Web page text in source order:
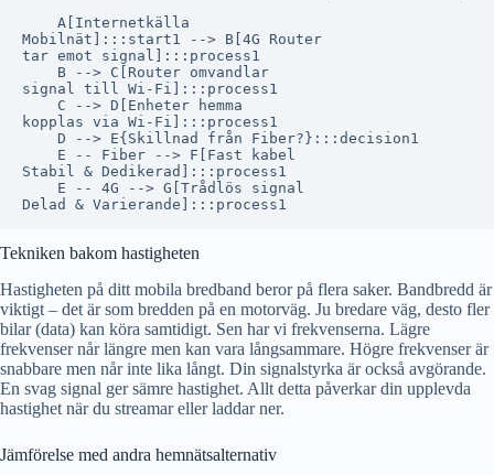
    A[Internetkälla
Mobilnät]:::start1 --> B[4G Router
tar emot signal]:::process1
    B --> C[Router omvandlar
signal till Wi-Fi]:::process1
    C --> D[Enheter hemma
kopplas via Wi-Fi]:::process1
    D --> E{Skillnad från Fiber?}:::decision1
    E -- Fiber --> F[Fast kabel
Stabil & Dedikerad]:::process1
    E -- 4G --> G[Trådlös signal
Tekniken bakom hastigheten
Hastigheten på ditt mobila bredband beror på flera saker. Bandbredd är
viktigt – det är som bredden på en motorväg. Ju bredare väg, desto fler
bilar (data) kan köra samtidigt. Sen har vi frekvenserna. Lägre
frekvenser når längre men kan vara långsammare. Högre frekvenser är
snabbare men når inte lika långt. Din signalstyrka är också avgörande.
En svag signal ger sämre hastighet. Allt detta påverkar din upplevda
hastighet när du streamar eller laddar ner.
Jämförelse med andra hemnätsalternativ